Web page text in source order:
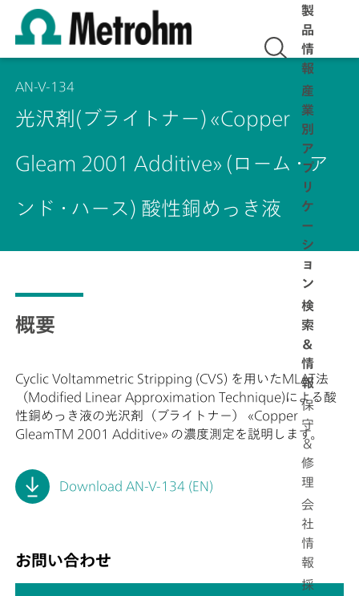
製
品
情
報
産
業
別
ア
プ
リ
ケ
ー
シ
ョ
ン
検
索
＆
情
報
保
守
＆
修
理
会
社
情
報
採
AN-V-134
光沢剤(ブライトナー) «Copper
Gleam 2001 Additive» (ローム・ア
ンド・ハース) 酸性銅めっき液
概要
Cyclic Voltammetric Stripping (CVS) を用いたMLAT法
（Modified Linear Approximation Technique)による酸
性銅めっき液の光沢剤（ブライトナー） «Copper
GleamTM 2001 Additive» の濃度測定を説明します。
Download AN-V-134 (EN)
お問い合わせ